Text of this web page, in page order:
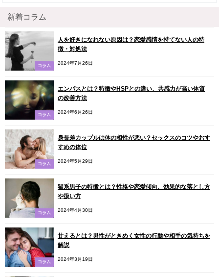
新着コラム
コラム
人を好きになれない原因は？恋愛感情を持てない人の特
徴・対処法
2024年7月26日
コラム
エンパスとは？特徴やHSPとの違い、共感力が高い体質
の改善方法
2024年6月26日
コラム
身長差カップルは体の相性が悪い？セックスのコツやおす
すめの体位
2024年5月29日
コラム
猫系男子の特徴とは？性格や恋愛傾向、効果的な落とし方
や扱い方
2024年4月30日
コラム
甘えるとは？男性がときめく女性の行動や相手の気持ちを
解説
2024年3月19日